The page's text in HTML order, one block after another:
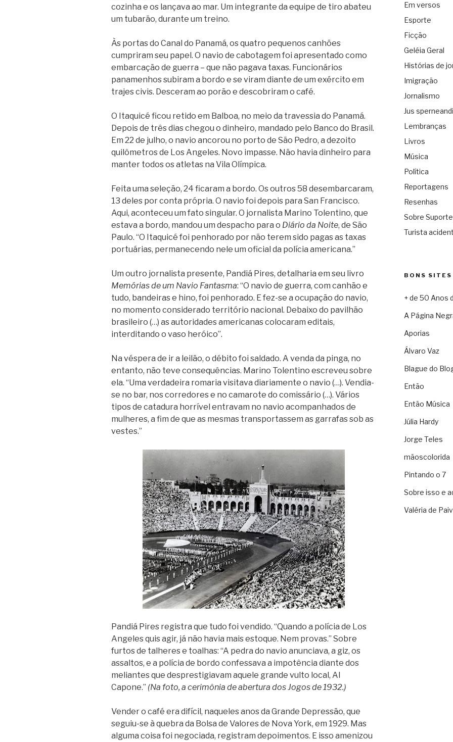
cozinha e os lançava ao mar. Um integrante da equipe de tiro abateu
um tubarão, durante um treino.
Às portas do Canal do Panamá, os quatro pequenos canhões
cumpriram seu papel. O navio de cabotagem foi apresentado como
embarcação de guerra – que não pagava taxas. Funcionários
panamenhos subiram a bordo e se viram diante de um exército em
trajes civis. Desceram ao porão e descobriram o café.
O Itaquicé ficou retido em Balboa, no meio da travessia do Panamá.
Depois de três dias chegou o dinheiro, mandado pelo Banco do Brasil.
Em 22 de julho, o navio ancorou no porto de São Pedro, a dezoito
quilômetros de Los Angeles. Novo impasse. Não havia dinheiro para
manter todos os atletas na Vila Olímpica.
Feita uma seleção, 24 ficaram a bordo. Os outros 58 desembarcaram,
13 deles por conta própria. O navio foi depois para San Francisco.
Aqui, aconteceu um fato singular. O jornalista Marino Tolentino, que
estava a bordo, mandou um despacho para o Diário da Noite, de São
Paulo. “O Itaquicé foi penhorado por não terem sido pagas as taxas
portuárias, permanecendo nele um oficial da polícia americana.”
Um outro jornalista presente, Pandiá Pires, detalharia em seu livro
Memórias de um Navio Fantasma: “O navio de guerra, com canhão e
tudo, bandeiras e hino, foi penhorado. E fez-se a ocupação do navio,
no momento considerado território nacional. Debaixo do pavilhão
brasileiro (…) as autoridades americanas colocaram editais,
interditando o vaso heróico”.
Na véspera de ir a leilão, o débito foi saldado. A venda da pinga, no
entanto, não teve consequências. Marino Tolentino escreveu sobre
ela. “Uma verdadeira romaria visitava diariamente o navio (…). Vendia-
se no bar, nos corredores e no camarote do comissário (…). Vários
tipos de catadura horrível entravam no navio acompanhados de
mulheres, a fim de que as mesmas transportassem as garrafas sob as
vestes.”
Pandiá Pires registra que tudo foi vendido. “Quando a polícia de Los
Angeles quis agir, já não havia mais estoque. Nem provas.” Sobre
furtos de talheres e toalhas: “A pedra do navio anunciava, a giz, os
assaltos, e a polícia de bordo confessava a impotência diante dos
meliantes que desprestigiavam aquele grande vulto local, Al
Capone.” (Na foto, a cerimônia de abertura dos Jogos de 1932.)
Vender o café era difícil, naqueles anos da Grande Depressão, que
seguiu-se à quebra da Bolsa de Valores de Nova York, em 1929. Mas
alguma coisa foi negociada, registram depoimentos. E isso amenizou
Em versos
Esporte
Ficção
Geléia Geral
Histórias de
Imigração
Jornalismo
Jus sperneandi
Lembranças
Livros
Música
Política
Reportagens
Resenhas
Sobre
Turista
BONS SITES
+ de 50 Anos
A Página
Aporias
Álvaro Vaz
Blague do
Então
Então Música
Júlia Hardy
Jorge Teles
mãoscolorida
Pintando o 7
Sobre isso e
Valéria de